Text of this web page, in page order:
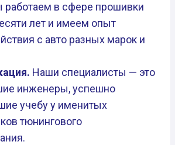
в сфере прошивки
лет и имеем опыт
с авто разных марок и
Наши специалисты — это
инженеры, успешно
учебу у именитых
тюнингового